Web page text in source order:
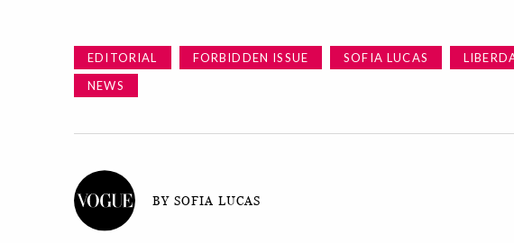
EDITORIAL FORBIDDEN ISSUE SOFIA LUCAS
NEWS
BY SOFIA LUCAS